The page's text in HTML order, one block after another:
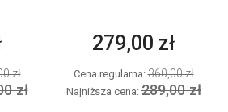
zł
zł
279,00 zł
Cena regularna:360,00 zł
Najniższa cena:289,00 zł